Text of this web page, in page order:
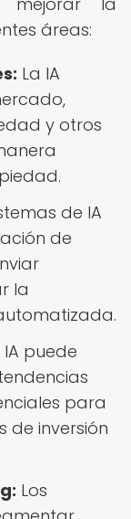
áreas:
La IA
y otros
de IA
de
la
IA puede
para
de inversión
Los